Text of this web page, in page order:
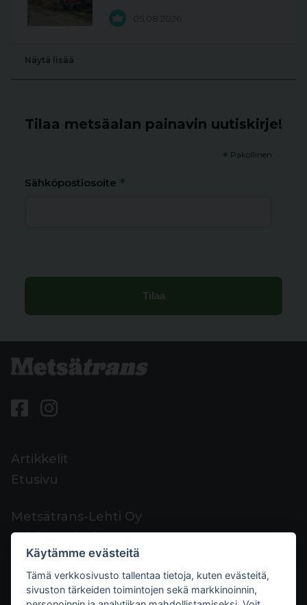
05.08.2026
Näytä lisää
Tilaa metsäalan painavin uutiskirje!
* Pakollinen
Sähköpostiosoite *
Artikkelit
Etusivu
Metsätrans-Lehti Oy
Asiakaspalvelu
Yhteystiedot
Palaute
Mediakortti
Käytämme evästeitä
Tämä verkkosivusto tallentaa tietoja, kuten evästeitä,
sivuston tärkeiden toimintojen sekä markkinoinnin,